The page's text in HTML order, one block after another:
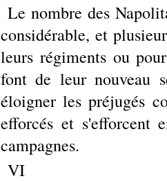
Le nombre des
considérable, et
leurs régiments ou
font de leur nouveau
éloigner les préjugés
efforcés et s'efforcent
campagnes.
VI